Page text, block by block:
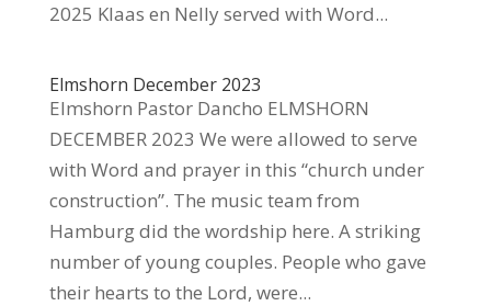
2025 Klaas en Nelly served with Word...
Elmshorn December 2023
Elmshorn Pastor Dancho ELMSHORN
DECEMBER 2023 We were allowed to serve
with Word and prayer in this “church under
construction”. The music team from
Hamburg did the wordship here. A striking
number of young couples. People who gave
their hearts to the Lord, were...